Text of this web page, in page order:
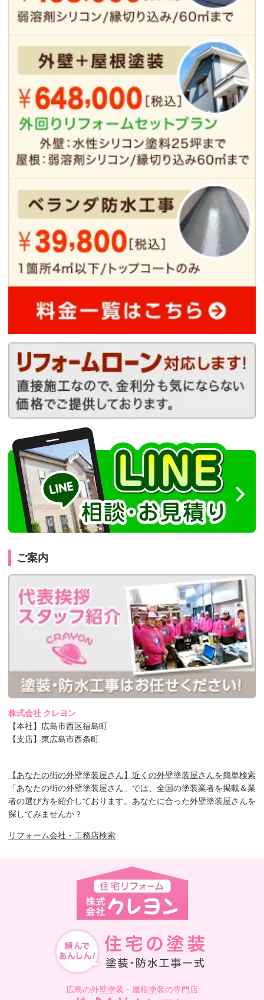
ご案内
株式会社 クレヨン
【本社】広島市西区福島町
【支店】東広島市西条町
【あなたの街の外壁塗装屋さん】近くの外壁塗装屋さんを簡単検索
「あなたの街の外壁塗装屋さん」では、全国の塗装業者を掲載＆業
者の選び方を紹介しております。あなたに合った外壁塗装屋さんを
探してみませんか？
リフォーム会社・工務店検索
広島の外壁塗装・屋根塗装の専門店